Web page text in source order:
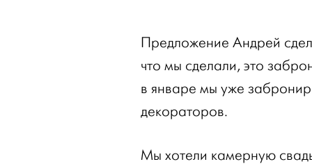
Предложение Андрей
что мы сделали, это
в январе мы уже
декораторов.
Мы хотели камерную